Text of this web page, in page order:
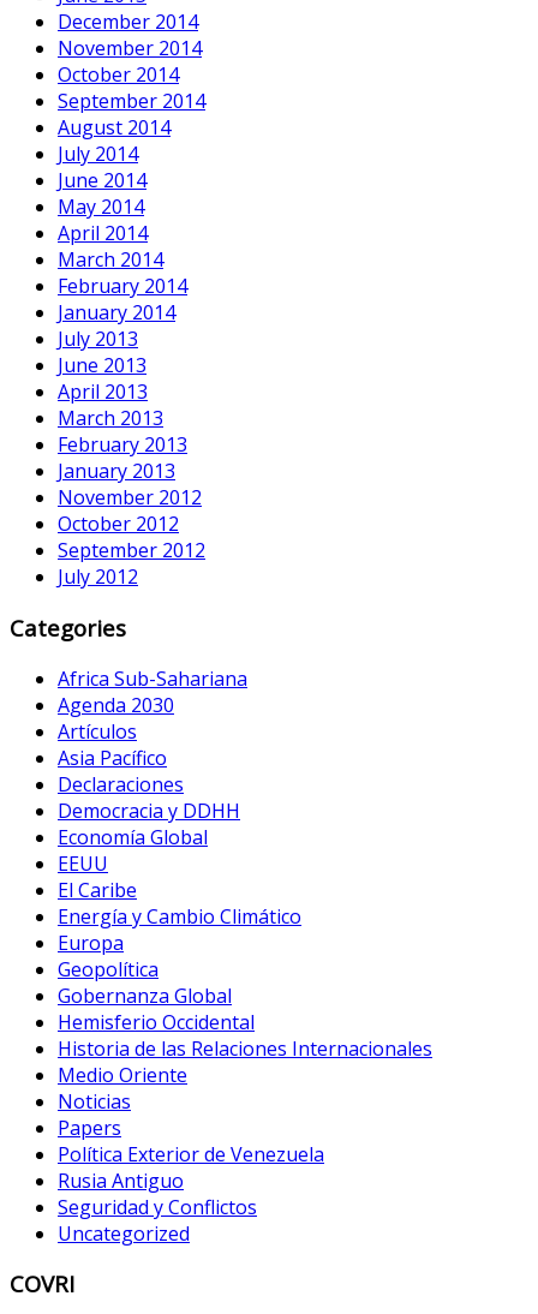
December 2014
November 2014
October 2014
September 2014
August 2014
July 2014
June 2014
May 2014
April 2014
March 2014
February 2014
January 2014
July 2013
June 2013
April 2013
March 2013
February 2013
January 2013
November 2012
October 2012
September 2012
July 2012
Categories
Africa Sub-Sahariana
Agenda 2030
Artículos
Asia Pacífico
Declaraciones
Democracia y DDHH
Economía Global
EEUU
El Caribe
Energía y Cambio Climático
Europa
Geopolítica
Gobernanza Global
Hemisferio Occidental
Historia de las Relaciones Internacionales
Medio Oriente
Noticias
Papers
Política Exterior de Venezuela
Rusia Antiguo
Seguridad y Conflictos
Uncategorized
COVRI